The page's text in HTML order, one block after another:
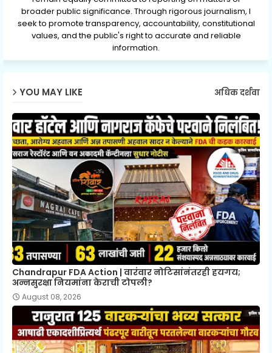
broader public significance. Through rigorous journalism, I
seek to promote transparency, accountability, constitutional
values, and the public's right to accurate and reliable
information.
YOU MAY LIKE अधिक दर्शवा
Chandrapur FDA Action | वारंवार नोटिसांनंतरही हयगय;
अन्नसुरक्षा नियमांना केराची टोपली?
August 08, 2026